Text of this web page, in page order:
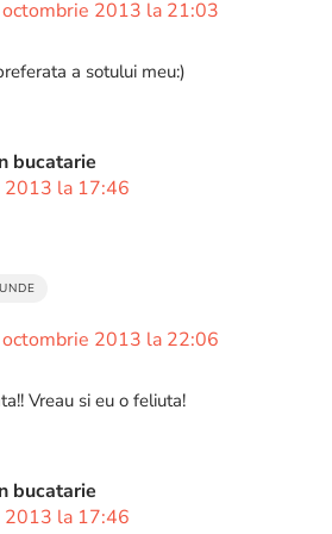
2013 la 21:03
a sotului meu:)
bucatarie
la 17:46
2013 la 22:06
Vreau si eu o feliuta!
bucatarie
la 17:46